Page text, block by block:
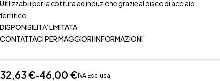
Utilizzabili per la cottura ad induzione grazie al disco di acciaio
ferritico.
DISPONIBILITA’ LIMITATA
CONTATTACI PER MAGGIORI INFORMAZIONI
32,63€-46,00 € IVA Esclusa